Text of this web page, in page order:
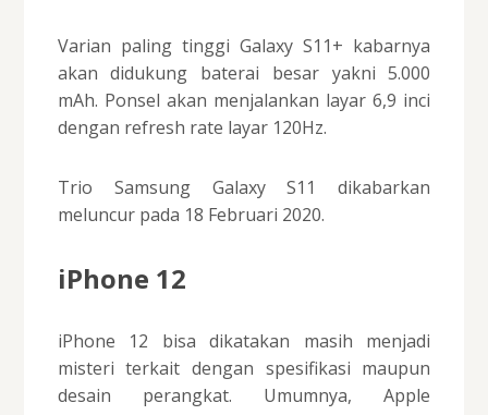
Varian paling tinggi Galaxy S11+ kabarnya
akan didukung baterai besar yakni 5.000
mAh. Ponsel akan menjalankan layar 6,9 inci
dengan refresh rate layar 120Hz.
Trio Samsung Galaxy S11 dikabarkan
meluncur pada 18 Februari 2020.
iPhone 12
iPhone 12 bisa dikatakan masih menjadi
misteri terkait dengan spesifikasi maupun
desain perangkat. Umumnya, Apple